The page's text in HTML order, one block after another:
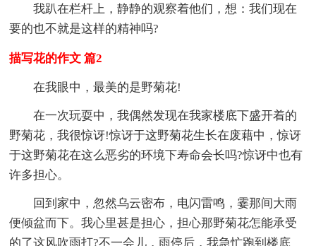
我趴在栏杆上，静静的观察着他们，想：我们现在
要的也不就是这样的精神吗?
描写花的作文 篇2
在我眼中，最美的是野菊花!
在一次玩耍中，我偶然发现在我家楼底下盛开着的
野菊花，我很惊讶!惊讶于这野菊花生长在废藉中，惊讶
于这野菊花在这么恶劣的环境下寿命会长吗?惊讶中也有
许多担心。
回到家中，忽然乌云密布，电闪雷鸣，霎那间大雨
便倾盆而下。我心里甚是担心，担心那野菊花怎能承受
的了这风吹雨打?不一会儿，雨停后，我急忙跑到楼底